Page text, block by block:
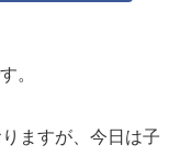
。
ますが、今日は子